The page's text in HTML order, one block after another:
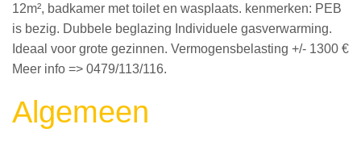
12m², badkamer met toilet en wasplaats. kenmerken: PEB
is bezig. Dubbele beglazing Individuele gasverwarming.
Ideaal voor grote gezinnen. Vermogensbelasting +/- 1300 €
Meer info => 0479/113/116.
Algemeen